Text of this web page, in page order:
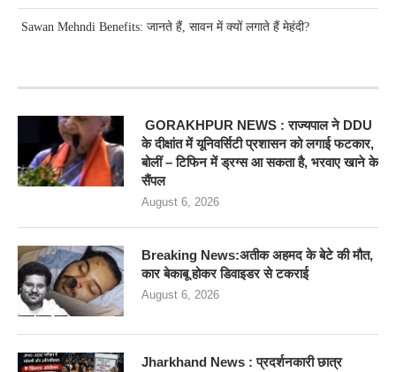
Sawan Mehndi Benefits: जानते हैं, सावन में क्यों लगाते हैं मेहंदी?
GORAKHPUR NEWS : राज्यपाल ने DDU
के दीक्षांत में यूनिवर्सिटी प्रशासन को लगाई फटकार,
बोलीं – टिफिन में ड्रग्स आ सकता है, भरवाए खाने के
सैंपल
August 6, 2026
Breaking News:अतीक अहमद के बेटे की मौत,
कार बेकाबू होकर डिवाइडर से टकराई
August 6, 2026
Jharkhand News : प्रदर्शनकारी छात्र